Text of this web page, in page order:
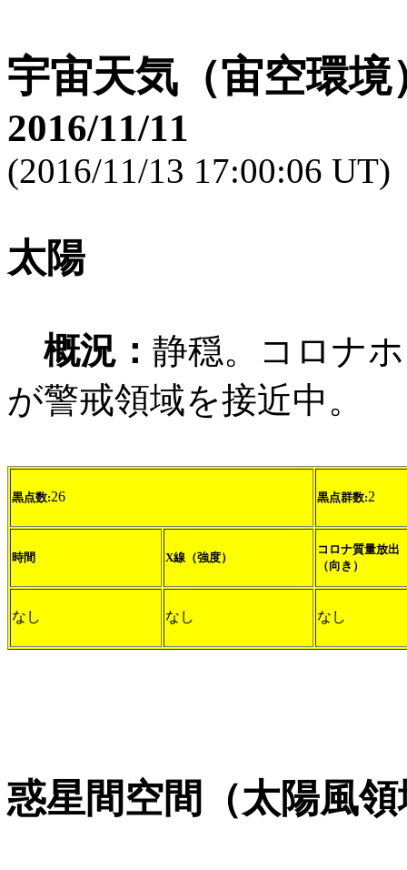
宇宙天気（宙空環境
2016/11/11
(2016/11/13 17:00:06 UT)
太陽
概況： 静穏。コロナ
が警戒領域を接近中。
黒点数:26 黒点群数:2
時間 X線（強度）
コロナ質量放出
（向き）
なし なし なし
惑星間空間（太陽風